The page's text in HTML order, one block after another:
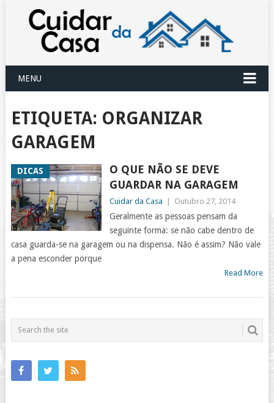
MENU
ETIQUETA: ORGANIZAR
GARAGEM
DICAS
O QUE NÃO SE DEVE
GUARDAR NA GARAGEM
Cuidar da Casa Outubro 27, 2014
Geralmente as pessoas pensam da
seguinte forma: se não cabe dentro de
casa guarda-se na garagem ou na dispensa. Não é assim? Não vale
a pena esconder porque
Read More